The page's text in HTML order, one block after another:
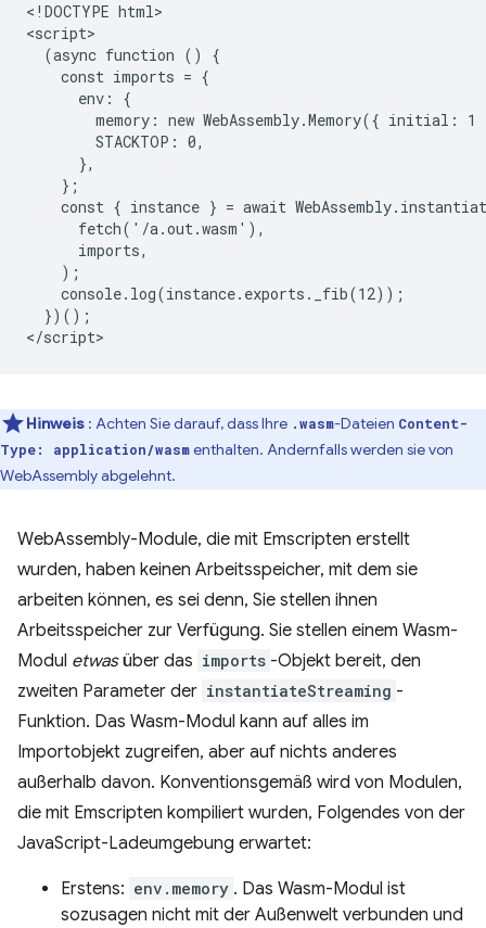
<!DOCTYPE html>
<script>
  (async function () {
    const imports = {
      env: {
memory: new WebAssembly.Memory({ initial: 1
        STACKTOP: 0,
      },
    };
const { instance } = await
      fetch('/a.out.wasm'),
      imports,
    );
    console.log(instance.exports._fib(12));
  })();
Hinweis : Achten Sie darauf, dass Ihre .wasm-Dateien Content-
Type: application/wasmenthalten. Andernfalls werden sie von
WebAssembly abgelehnt.
WebAssembly-Module, die mit Emscripten erstellt
wurden, haben keinen Arbeitsspeicher, mit dem sie
arbeiten können, es sei denn, Sie stellen ihnen
Arbeitsspeicher zur Verfügung. Sie stellen einem Wasm-
Modul etwasüber das imports -Objekt bereit, den
zweiten Parameter der instantiateStreaming -
Funktion. Das Wasm-Modul kann auf alles im
Importobjekt zugreifen, aber auf nichts anderes
außerhalb davon. Konventionsgemäß wird von Modulen,
die mit Emscripten kompiliert wurden, Folgendes von der
JavaScript-Ladeumgebung erwartet:
Erstens: env.memory . Das Wasm-Modul ist
sozusagen nicht mit der Außenwelt verbunden und